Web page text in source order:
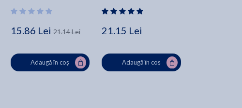
15.86 Lei 21.14 Lei
Adaugă în coș
21.15 Lei
Adaugă în coș